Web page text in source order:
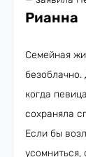
Рианна
Семейная
когда
сохраняла
Если бы
усомниться,